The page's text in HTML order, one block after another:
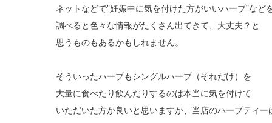
ネットなどで”妊娠中に気を付けた方がいいハーブ”など
調べると色々な情報がたくさん出てきて、大丈夫？と
思うものもあるかもしれません。
そういったハーブもシングルハーブ（それだけ）を
大量に食べたり飲んだりするのは本当に気を付けて
いただいた方が良いと思いますが、当店のハーブティー